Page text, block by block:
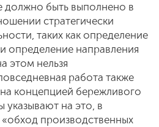
должно быть выполнено в
стратегически
таких как определение
определение направления
этом нельзя
работа также
концепцией бережливого
указывают на это, в
«обход производственных